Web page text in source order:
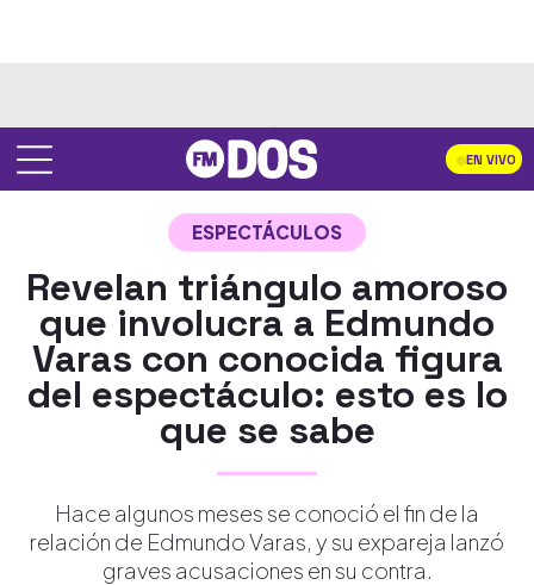
EN VIVO
ESPECTÁCULOS
Revelan triángulo amoroso
que involucra a Edmundo
Varas con conocida figura
del espectáculo: esto es lo
que se sabe
Hace algunos meses se conoció el fin de la
relación de Edmundo Varas, y su expareja lanzó
graves acusaciones en su contra.